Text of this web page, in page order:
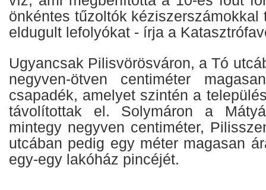
önkéntes tűzoltók kéziszerszámokkal
eldugult lefolyókat - írja a
Ugyancsak Pilisvörösváron, a Tó
negyven-ötven centiméter
csapadék, amelyet szintén a
távolítottak el. Solymáron a
mintegy negyven centiméter,
utcában pedig egy méter magasan
egy-egy lakóház pincéjét.